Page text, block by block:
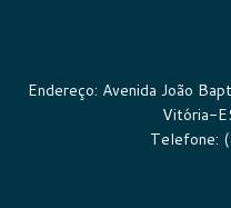
Endereço: Avenida João
Vitória-
Telefone: